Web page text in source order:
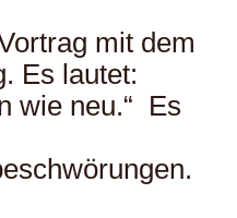
mit dem
Es lautet:
wie neu.“ Es